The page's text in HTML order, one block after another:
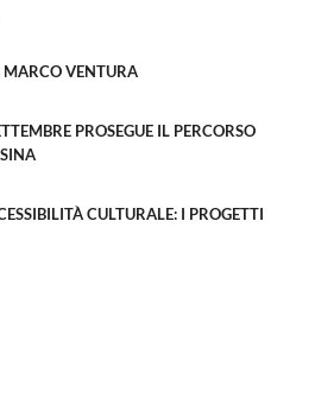
MARCO VENTURA
PROSEGUE IL PERCORSO
CULTURALE: I PROGETTI